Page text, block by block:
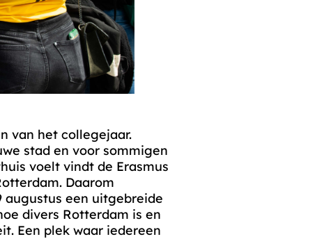
van het collegejaar.
stad en voor sommigen
voelt vindt de Erasmus
Daarom
een uitgebreide
divers Rotterdam is en
Een plek waar iedereen